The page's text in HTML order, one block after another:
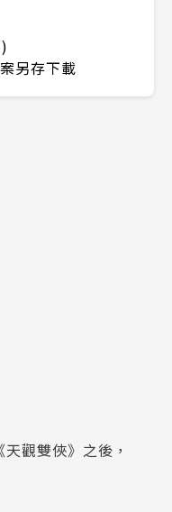
另存下載
觀雙俠》之後，